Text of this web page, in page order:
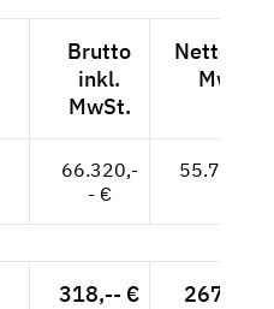
Brutto
inkl.
MwSt.
Netto
MwSt.
66.320,-
- €
55.731,--
318,-- € 267,23 €